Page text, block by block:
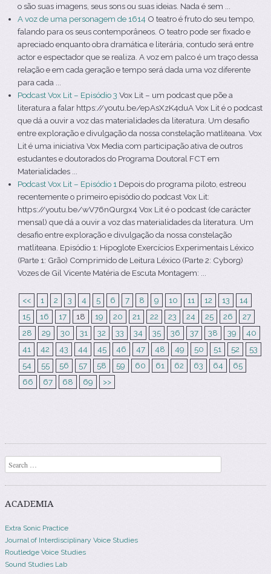
o são suas imagens, seus sons ou suas ideias. Nada é sem ...
A voz de uma personagem de 1614 O teatro é fruto do seu tempo,
falando para os seus contemporâneos. O teatro pode ser fixado e
apreciado enquanto obra dramática e literária, contudo será entre
actor e espectador que se realiza. A voz em palco é um traço dessa
relação e em cada geração e tempo será dada uma voz diferente
para cada ...
Podcast Vox Lit – Episódio 3 Vox Lit – um podcast que põe a
literatura a falar https://youtu.be/epAsXzK4duA Vox Lit é o podcast
que dá a ouvir a voz das materialidades da literatura. Um desafio
entre exploração e divulgação da nossa constelação matliteana. Vox
Lit é uma iniciativa Vox Media com participação ativa de outros
estudantes e doutorados do Programa Doutoral FCT em
Materialidades ...
Podcast Vox Lit – Episódio 1 Depois do programa piloto, estreou
recentemente o primeiro episódio do podcast Vox Lit:
https://youtu.be/wV76nQurgx4 Vox Lit é o podcast (de carácter
mensal) que dá a ouvir a voz das materialidades da literatura. Um
desafio entre exploração e divulgação da nossa constelação
matliteana. Episódio 1: Hipoglote Exercícios Experimentais Léxico
(Parte 1: Grão) Comprimido de Leitura Léxico (Parte 2: Cyborg)
Vozes de Gil Vicente Matéria de Escuta Montagem: ...
<< 1 2 3 4 5 6 7 8 9 10 11 12 13
14
15
16 17 18 19 20 21 22 23 24 25 26
27
28
29 30 31 32 33 34 35 36 37 38 39
40
41
42 43 44 45 46 47 48 49 50 51 52
53
54
55 56 57 58 59 60 61 62 63 64
65
66
67 68 69 >>
Search
ACADEMIA
Extra Sonic Practice
Journal of Interdisciplinary Voice Studies
Routledge Voice Studies
Sound Studies Lab